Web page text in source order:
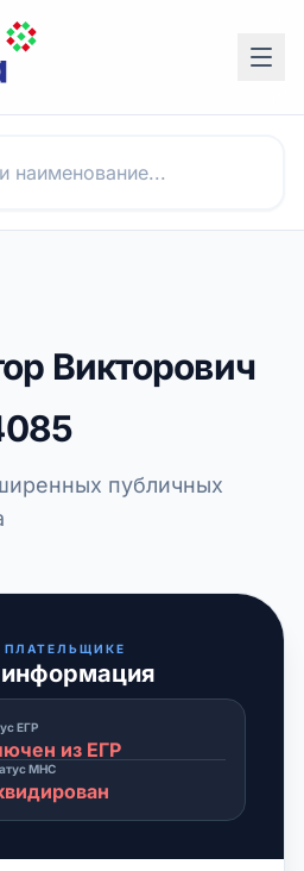
Викторович
публичных
ПЛАТЕЛЬЩИКЕ
информация
ЕГР
из ЕГР
МНС